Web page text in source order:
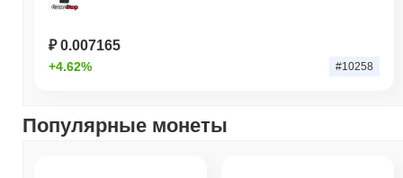
₽ 0.007165
+4.62% #10258
Популярные монеты